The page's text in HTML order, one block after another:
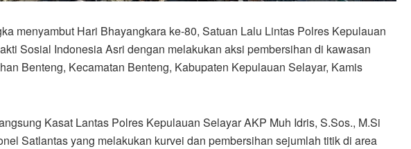
menyambut Hari Bhayangkara ke-80, Satuan Lalu Lintas Polres Kepulauan
Sosial Indonesia Asri dengan melakukan aksi pembersihan di kawasan
Benteng, Kecamatan Benteng, Kabupaten Kepulauan Selayar, Kamis
Kasat Lantas Polres Kepulauan Selayar AKP Muh Idris, S.Sos., M.Si
Satlantas yang melakukan kurvei dan pembersihan sejumlah titik di area